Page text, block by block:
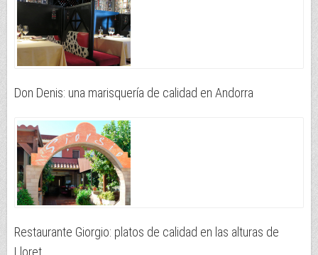
Don Denis: una marisquería de calidad en Andorra
Restaurante Giorgio: platos de calidad en las alturas de